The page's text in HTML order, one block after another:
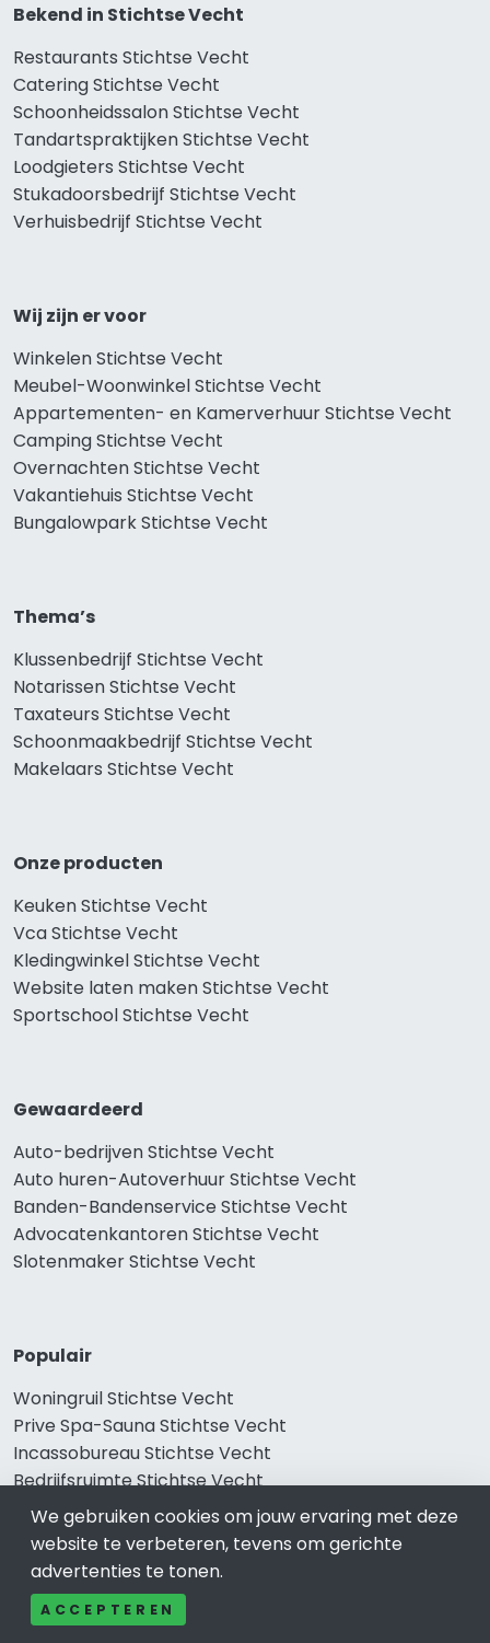
Bekend in Stichtse Vecht
Restaurants Stichtse Vecht
Catering Stichtse Vecht
Schoonheidssalon Stichtse Vecht
Tandartspraktijken Stichtse Vecht
Loodgieters Stichtse Vecht
Stukadoorsbedrijf Stichtse Vecht
Verhuisbedrijf Stichtse Vecht
Wij zijn er voor
Winkelen Stichtse Vecht
Meubel-Woonwinkel Stichtse Vecht
Appartementen- en Kamerverhuur Stichtse Vecht
Camping Stichtse Vecht
Overnachten Stichtse Vecht
Vakantiehuis Stichtse Vecht
Bungalowpark Stichtse Vecht
Thema’s
Klussenbedrijf Stichtse Vecht
Notarissen Stichtse Vecht
Taxateurs Stichtse Vecht
Schoonmaakbedrijf Stichtse Vecht
Makelaars Stichtse Vecht
Onze producten
Keuken Stichtse Vecht
Vca Stichtse Vecht
Kledingwinkel Stichtse Vecht
Website laten maken Stichtse Vecht
Sportschool Stichtse Vecht
Gewaardeerd
Auto-bedrijven Stichtse Vecht
Auto huren-Autoverhuur Stichtse Vecht
Banden-Bandenservice Stichtse Vecht
Advocatenkantoren Stichtse Vecht
Slotenmaker Stichtse Vecht
Populair
Woningruil Stichtse Vecht
Prive Spa-Sauna Stichtse Vecht
Incassobureau Stichtse Vecht
Bedrijfsruimte Stichtse Vecht
Ongediertebestrijding Stichtse Vecht
We gebruiken cookies om jouw ervaring met deze
website te verbeteren, tevens om gerichte
advertenties te tonen.
ACCEPTEREN